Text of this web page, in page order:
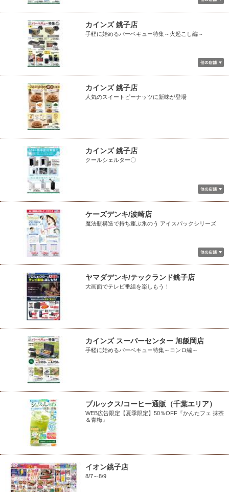
カインズ 銚子店
手軽に始めるバーベキュー特集～火起こし編～
カインズ 銚子店
人気のスイートピーナッツに新味が登場
カインズ 銚子店
クールシェルター〇
ケーズデンキ/波崎店
魔法瓶構造で持ち運ぶ氷のう アイスパックシリーズ
ヤマダデンキ/テックランド銚子店
大画面でテレビ番組を楽しもう！
カインズ スーパーセンター 旭飯岡店
手軽に始めるバーベキュー特集～コンロ編～
ブルックス/コーヒー通販（千葉エリア）
WEB広告限定【夏季限定】50％OFF『かんたフェ 抹茶
＆青梅』
イオン銚子店
8/7～8/9